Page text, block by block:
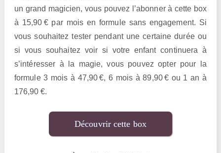
un grand magicien, vous pouvez l’abonner à cette box
à 15,90 € par mois en formule sans engagement. Si
vous souhaitez tester pendant une certaine durée ou
si vous souhaitez voir si votre enfant continuera à
s’intéresser à la magie, vous pouvez opter pour la
formule 3 mois à 47,90 €, 6 mois à 89,90 € ou 1 an à
176,90 €.
Découvrir cette box